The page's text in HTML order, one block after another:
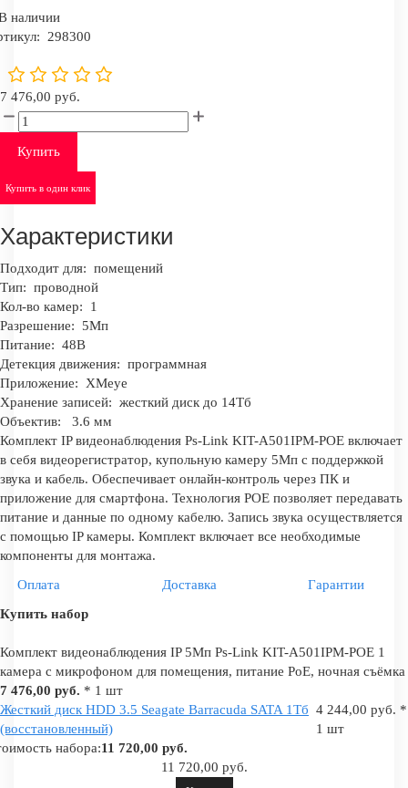
наличии
298300
7 476,00 руб.
Купить
Купить в один клик
Характеристики
Подходит для: помещений
Тип: проводной
Кол-во камер:
1
Разрешение:
5Мп
Питание: 48В
Детекция движения: программная
Приложение:
XMeye
Хранение записей: жесткий диск до 14Тб
Объектив:
3.6 мм
Комплект IP видеонаблюдения Ps-Link KIT-A501IPM-POE включает
в себя видеорегистратор, купольную камеру 5Мп с поддержкой
звука и кабель. Обеспечивает онлайн-контроль через ПК и
приложение для смартфона. Технология POE позволяет передавать
питание и данные по одному кабелю. Запись звука осуществляется
с помощью IP камеры. Комплект включает все необходимые
компоненты для монтажа.
Оплата
Доставка
Гарантии
Купить набор
Комплект видеонаблюдения IP 5Мп Ps-Link KIT-A501IPM-POE 1
камера с микрофоном для помещения, питание PoE, ночная съёмка
7 476,00 руб. * 1 шт
Жесткий диск HDD 3.5 Seagate Barracuda SATA 1Tб
(восстановленный)
4 244,00 руб. *
1 шт
набора:11 720,00 руб.
11 720,00 руб.